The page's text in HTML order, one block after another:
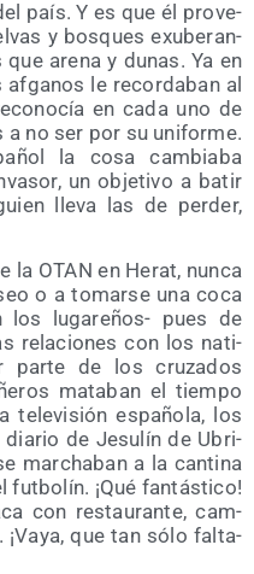
país. Y es que él pro­ve­
y bos­ques exu­be­ran­
are­na y dunas. Ya en
le recor­da­ban al
en cada uno de
no ser por su uni­for­me.
la cosa cam­bia­ba
un obje­ti­vo a batir
lle­va las de per­der,
la OTAN en Herat, nun­ca
o a tomar­se una coca
luga­re­ños- pues de
rela­cio­nes con los nati­
par­te de los cru­za­dos
mata­ban el tiem­po
tele­vi­sión espa­ño­la, los
de Jesu­lín de Ubri­
mar­cha­ban a la can­ti­na
fut­bo­lín. ¡Qué fan­tás­ti­co!
con res­tau­ran­te, cam­
¡Vaya, que tan sólo fal­ta­